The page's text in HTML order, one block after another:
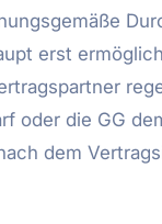
erst
oder die GG
dem